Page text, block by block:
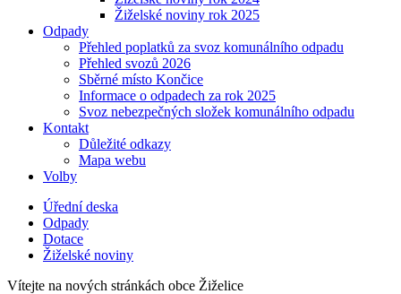
Žiželské noviny rok 2025
Odpady
Přehled poplatků za svoz komunálního odpadu
Přehled svozů 2026
Sběrné místo Končice
Informace o odpadech za rok 2025
Svoz nebezpečných složek komunálního odpadu
Kontakt
Důležité odkazy
Mapa webu
Volby
Úřední deska
Odpady
Dotace
Žiželské noviny
Vítejte na nových stránkách obce Žiželice